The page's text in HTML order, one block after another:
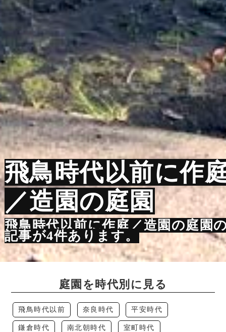
飛鳥時代以前に作
／造園の庭園
飛鳥時代以前に作庭／造園の庭園
記事が4件あります。
庭園を時代別に見る
飛鳥時代以前 奈良時代 平安時代
鎌倉時代 南北朝時代 室町時代